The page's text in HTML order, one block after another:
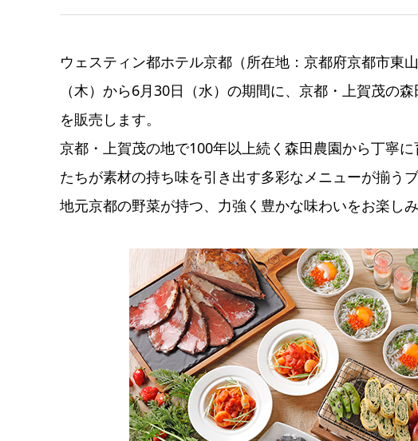
ウェスティン都ホテル京都（所在地：京都府京都市東
（木）から6月30日（水）の期間に、京都・上賀茂
を販売します。
京都・上賀茂の地で100年以上続く森田農園から丁寧
たちが素材の持ち味を引き出す多彩なメニューが揃う
地元京都の野菜が持つ、力強く豊かな味わいをお楽しみ